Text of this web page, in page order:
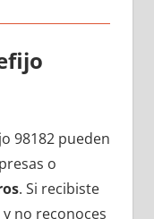
98182 pueden
ο
. Si recibiste
no reconoces